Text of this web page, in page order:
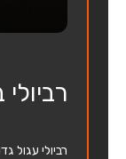
רביולי עגול